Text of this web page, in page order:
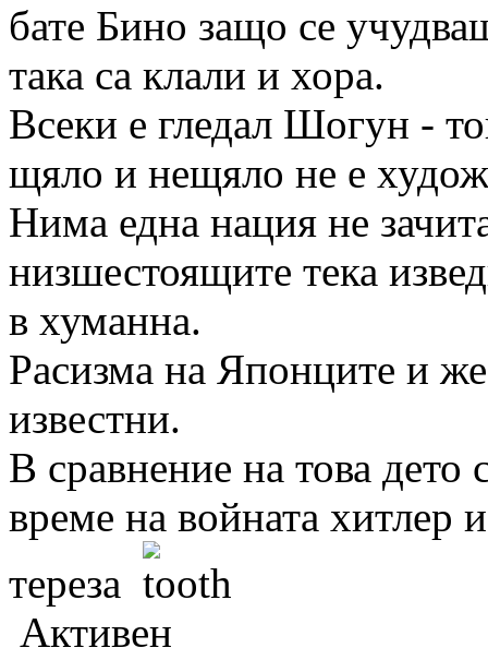
бате Бино защо се
така са клали и хора.
Всеки е гледал Шогун -
щяло и нещяло не е
Нима една нация не
низшестоящите тека
в хуманна.
Расизма на Японците и
известни.
В сравнение на това дето
време на войната хитлер
тереза
Активен